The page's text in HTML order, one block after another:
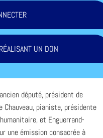
UN DON
député, président de
Chauveau, pianiste, présidente
et Enguerrand-
une émission consacrée à